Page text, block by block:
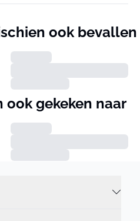
ook bevallen
ook gekeken naar